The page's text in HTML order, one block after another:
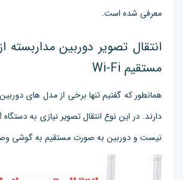
معرفی شده است.
انتقال تصویر دوربین مداربسته
مستقیم Wi-Fi
همانطور که گفتیم تنها برخی از مدل های
نیست و دوربین به صورت مستقیم به گوشی